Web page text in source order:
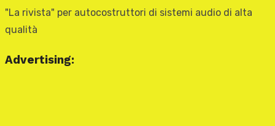
"La rivista" per autocostruttori di sistemi audio di alta
qualità
Advertising: